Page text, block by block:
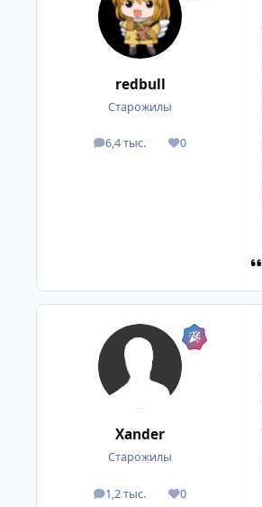
redbull
Старожилы
6,4 тыс.
посты 0
Репутация
Xander
Старожилы
1,2 тыс.
посты 0
Репутация